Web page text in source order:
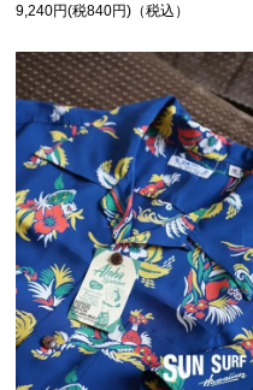
9,240円(税840円)（税込）